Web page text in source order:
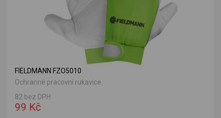
FIELDMANN FZO5010
Ochranné pracovní rukavice.
82 bez DPH
99 Kč